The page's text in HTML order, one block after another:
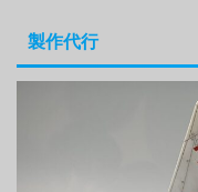
製作代行